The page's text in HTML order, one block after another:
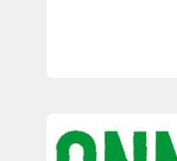
Onze